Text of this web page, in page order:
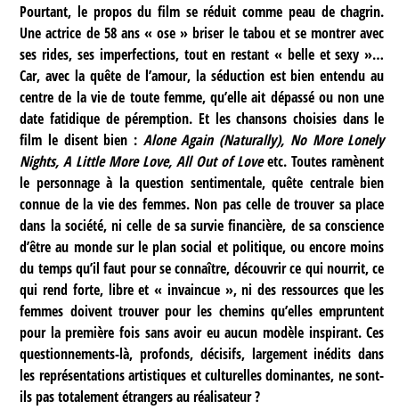
Pourtant, le propos du film se réduit comme peau de chagrin.
Une actrice de 58 ans « ose » briser le tabou et se montrer avec
ses rides, ses imperfections, tout en restant « belle et sexy »…
Car, avec la quête de l’amour, la séduction est bien entendu au
centre de la vie de toute femme, qu’elle ait dépassé ou non une
date fatidique de péremption. Et les chansons choisies dans le
film le disent bien : Alone Again (Naturally), No More Lonely
Nights, A Little More Love, All Out of Loveetc. Toutes ramènent
le personnage à la question sentimentale, quête centrale bien
connue de la vie des femmes. Non pas celle de trouver sa place
dans la société, ni celle de sa survie financière, de sa conscience
d’être au monde sur le plan social et politique, ou encore moins
du temps qu’il faut pour se connaître, découvrir ce qui nourrit, ce
qui rend forte, libre et « invaincue », ni des ressources que les
femmes doivent trouver pour les chemins qu’elles empruntent
pour la première fois sans avoir eu aucun modèle inspirant. Ces
questionnements-là, profonds, décisifs, largement inédits dans
les représentations artistiques et culturelles dominantes, ne sont-
ils pas totalement étrangers au réalisateur ?